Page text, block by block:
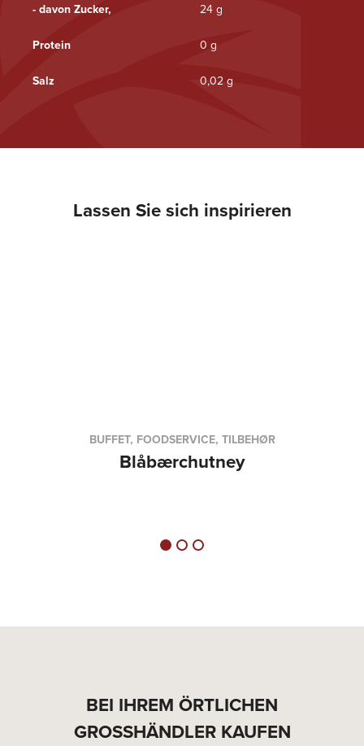
- davon Zucker, 24 g
Protein 0 g
Salz 0,02 g
Lassen Sie sich inspirieren
BUFFET, FOODSERVICE, TILBEHØR
Blåbærchutney
BEI IHREM ÖRTLICHEN
GROSSHÄNDLER KAUFEN